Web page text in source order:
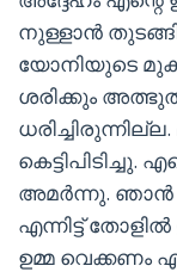
നുള്ളാൻ
യോനിയുടെ
ശരിക്കും
കെട്ടിപിടിച്ചു.
അമർന്നു. ഞാൻ
എന്നിട്ട്
ഉമ്മ വെക്കണം